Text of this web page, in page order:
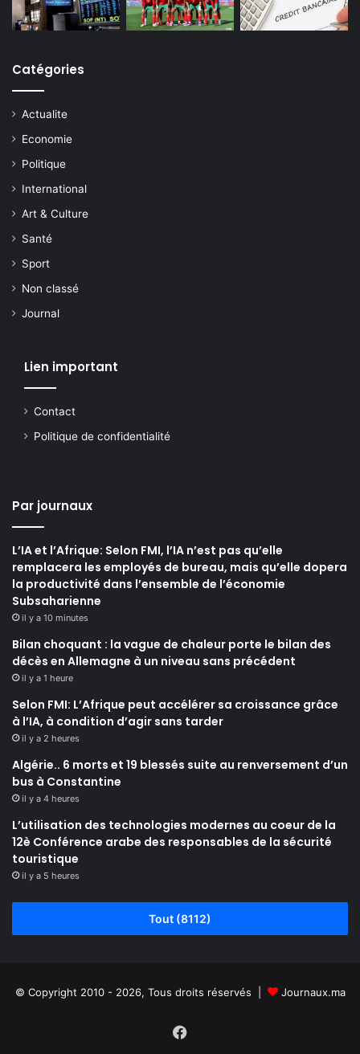
Catégories
Actualite
Economie
Politique
International
Art & Culture
Santé
Sport
Non classé
Journal
Lien important
Contact
Politique de confidentialité
Par journaux
L’IA et l’Afrique: Selon FMI, l’IA n’est pas qu’elle
remplacera les employés de bureau, mais qu’elle dopera
la productivité dans l’ensemble de l’économie
Subsaharienne
il y a 10 minutes
Bilan choquant : la vague de chaleur porte le bilan des
décès en Allemagne à un niveau sans précédent
il y a 1 heure
Selon FMI: L’Afrique peut accélérer sa croissance grâce
à l’IA, à condition d’agir sans tarder
il y a 2 heures
Algérie.. 6 morts et 19 blessés suite au renversement d’un
bus à Constantine
il y a 4 heures
L’utilisation des technologies modernes au coeur de la
12è Conférence arabe des responsables de la sécurité
touristique
il y a 5 heures
Tout (8112)
© Copyright 2010 - 2026, Tous droits réservés | Journaux.ma
Facebook